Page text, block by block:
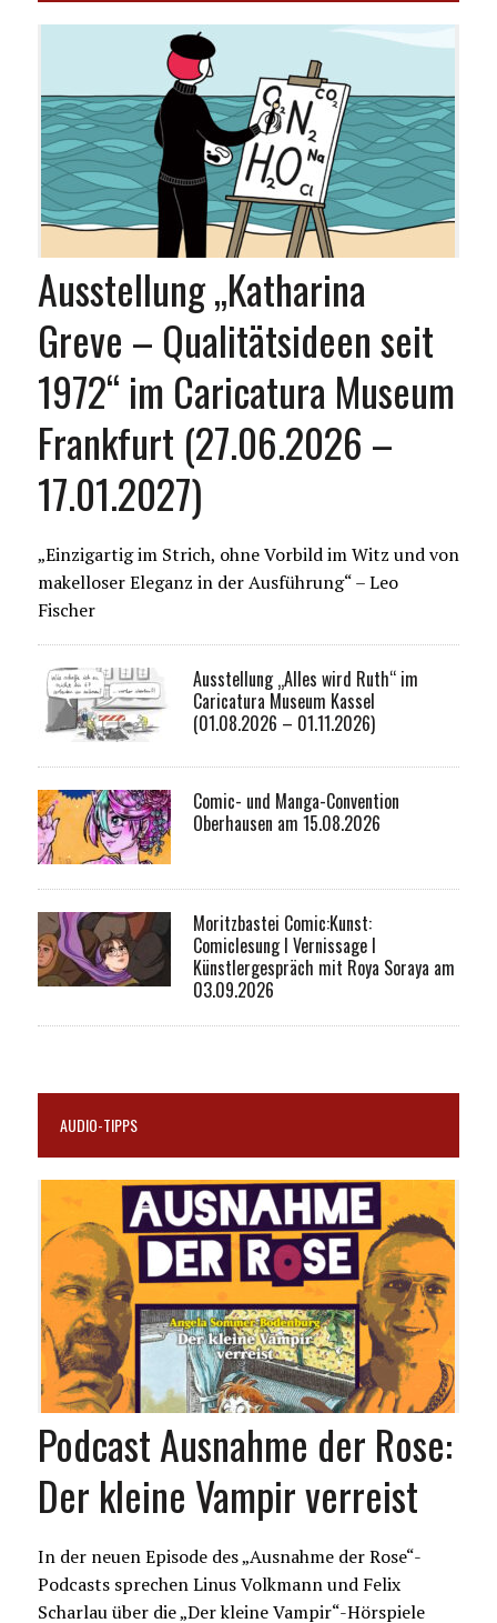
Ausstellung „Katharina
Greve – Qualitätsideen seit
1972“ im Caricatura Museum
Frankfurt (27.06.2026 –
17.01.2027)
„Einzigartig im Strich, ohne Vorbild im Witz und von
makelloser Eleganz in der Ausführung“ – Leo
Fischer
Ausstellung „Alles wird Ruth“ im
Caricatura Museum Kassel
(01.08.2026 – 01.11.2026)
Comic- und Manga-Convention
Oberhausen am 15.08.2026
Moritzbastei Comic:Kunst:
Comiclesung I Vernissage I
Künstlergespräch mit Roya Soraya am
03.09.2026
AUDIO-TIPPS
Podcast Ausnahme der Rose:
Der kleine Vampir verreist
In der neuen Episode des „Ausnahme der Rose“-
Podcasts sprechen Linus Volkmann und Felix
Scharlau über die „Der kleine Vampir“-Hörspiele